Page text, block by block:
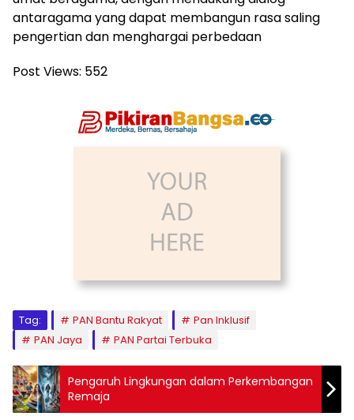
antaragama yang dapat membangun rasa saling
pengertian dan menghargai perbedaan
Post Views: 552
Tag: PAN Bantu Rakyat
Pan Inklusif
PAN Jaya
PAN Partai Terbuka
Pengaruh Lingkungan dalam Perkembangan
Remaja